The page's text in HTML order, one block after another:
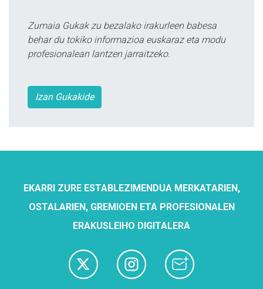
Zumaia Gukak zu bezalako irakurleen babesa
behar du tokiko informazioa euskaraz eta modu
profesionalean lantzen jarraitzeko.
Izan Gukakide
EKARRI ZURE ESTABLEZIMENDUA MERKATARIEN,
OSTALARIEN, GREMIOEN ETA PROFESIONALEN
ERAKUSLEIHO DIGITALERA